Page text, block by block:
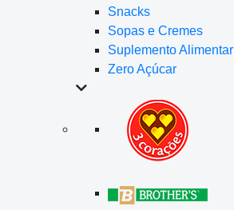
Snacks
Sopas e Cremes
Suplemento Alimentar
Zero Açúcar